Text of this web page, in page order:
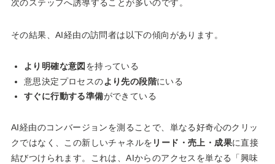
次のステップへ誘導することが多いのです。
その結果、AI経由の訪問者は以下の傾向があります。
より明確な意図 を持っている
意思決定プロセスのより先の段階にいる
すぐに行動する準備ができている
AI経由のコンバージョンを測ることで、単なる好奇心のクリッ
クではなく、この新しいチャネルを リード・売上・成果に直接
結びつけられます。これは、AIからのアクセスを単なる「興味